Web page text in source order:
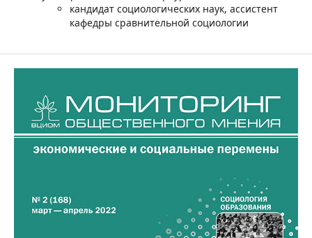
кандидат социологических наук, ассистент
кафедры сравнительной социологии